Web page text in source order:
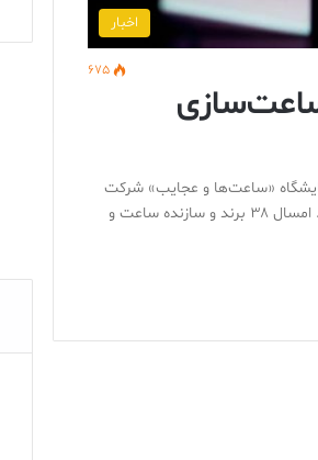
اخبار
675
«ساعت‌ها و عجایب» شرکت
می‌کنند. این نمایشگاه بزرگترین سالن ساعت‌سازی است که تا کنون در ژنو برگزار شده است. امسال ۳۸ برند و سازنده ساعت و